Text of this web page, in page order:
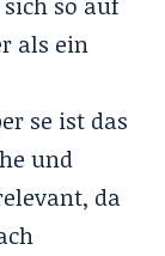
als ein
se ist das
und
da